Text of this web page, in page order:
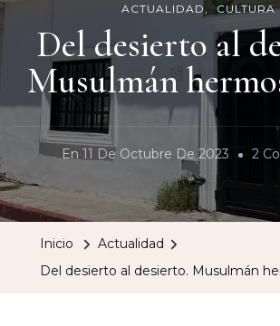
ACTUALIDAD CULTURA
Del desierto al
Musulmán
En 11 De Octubre De 2023 2
Inicio
Actualidad
Del desierto al desierto. Musulmán